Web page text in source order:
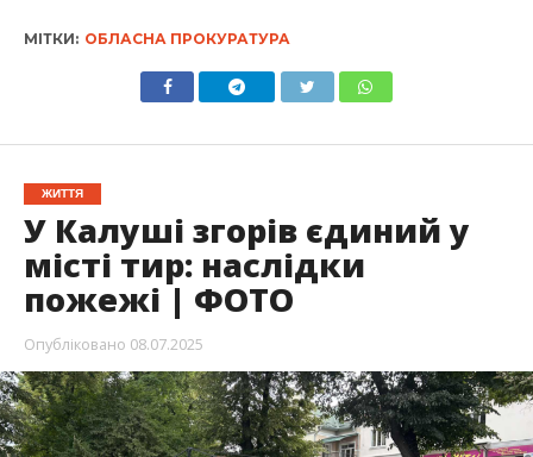
МІТКИ: ОБЛАСНА ПРОКУРАТУРА
ЖИТТЯ
У Калуші згорів єдиний у
місті тир: наслідки
пожежі | ФОТО
Опубліковано 08.07.2025